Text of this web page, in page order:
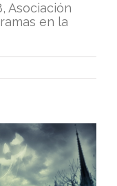
Asociación
en la